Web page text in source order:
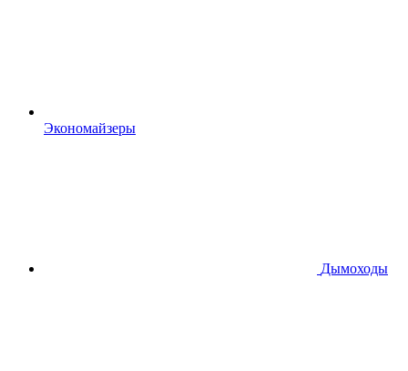
Экономайзеры
Дымоходы